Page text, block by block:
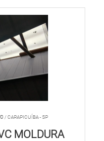
/ CARAPICUÍBA - SP
MOLDURA